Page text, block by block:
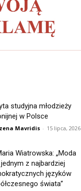
studyjna młodzieży
w Polsce
Mavridis - 15 lipca, 2026
Wiatrowska: „Moda
z najbardziej
języków
świata”